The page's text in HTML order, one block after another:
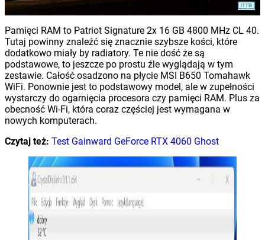
Pamięci RAM to Patriot Signature 2x 16 GB 4800 MHz CL 40.
Tutaj powinny znaleźć się znacznie szybsze kości, które
dodatkowo miały by radiatory. Te nie dość że są
podstawowe, to jeszcze po prostu źle wyglądają w tym
zestawie. Całość osadzono na płycie MSI B650 Tomahawk
WiFi. Ponownie jest to podstawowy model, ale w zupełności
wystarczy do ogarnięcia procesora czy pamięci RAM. Plus za
obecność Wi-Fi, która coraz częściej jest wymagana w
nowych komputerach.
Czytaj też: Test Gainward GeForce RTX 4060 Ghost